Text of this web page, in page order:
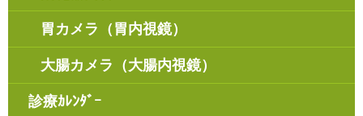
胃カメラ（胃内視鏡）
大腸カメラ（大腸内視鏡）
診療ｶﾚﾝﾀﾞｰ